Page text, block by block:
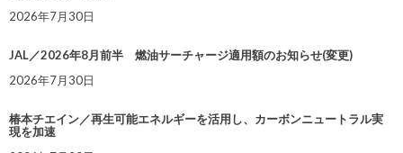
2026年7月30日
JAL／2026年8月前半 燃油サーチャージ適用額のお知らせ(変更)
2026年7月30日
椿本チエイン／再生可能エネルギーを活用し、カーボンニュートラル実
現を加速